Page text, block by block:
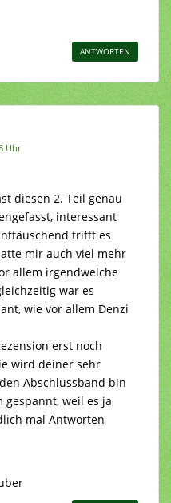
ANTWORTEN
Uhr
diesen 2. Teil genau
interessant
trifft es
mir auch viel mehr
allem irgendwelche
war es
wie vor allem Denzi
erst noch
wird deiner sehr
Abschlussband bin
gespannt, weil es ja
mal Antworten